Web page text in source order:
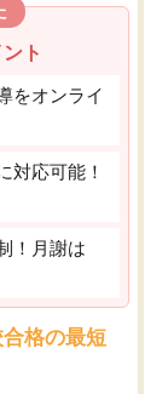
ト
をオンライ
対応可能！
！月謝は
格の最短